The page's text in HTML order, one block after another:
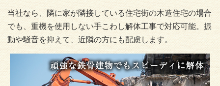
当社なら、隣に家が隣接している住宅街の木造住宅の場合
でも、重機を使用しない手こわし解体工事で対応可能。振
動や騒音を抑えて、近隣の方にも配慮します。